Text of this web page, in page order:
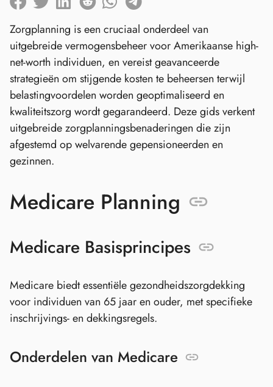
Zorgplanning is een cruciaal onderdeel van
uitgebreide vermogensbeheer voor Amerikaanse high-
net-worth individuen, en vereist geavanceerde
strategieën om stijgende kosten te beheersen terwijl
belastingvoordelen worden geoptimaliseerd en
kwaliteitszorg wordt gegarandeerd. Deze gids verkent
uitgebreide zorgplanningsbenaderingen die zijn
afgestemd op welvarende gepensioneerden en
gezinnen.
Medicare Planning
Medicare Basisprincipes
Medicare biedt essentiële gezondheidszorgdekking
voor individuen van 65 jaar en ouder, met specifieke
inschrijvings- en dekkingsregels.
Onderdelen van Medicare